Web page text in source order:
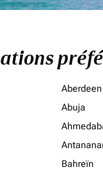
Aberdeen
Abuja
Bahreïn